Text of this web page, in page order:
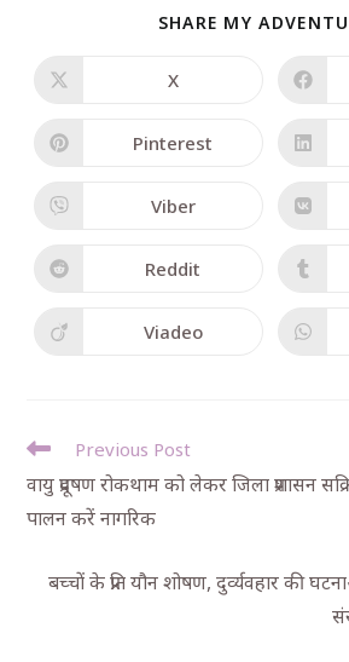
SHARE MY
X
Pinterest
Viber
Reddit
Viadeo
Previous Post
वायु प्रदूषण रोकथाम को लेकर जिला प्रशासन
पालन करें नागरिक
बच्चों के प्रति यौन शोषण, दुर्व्यवहार की